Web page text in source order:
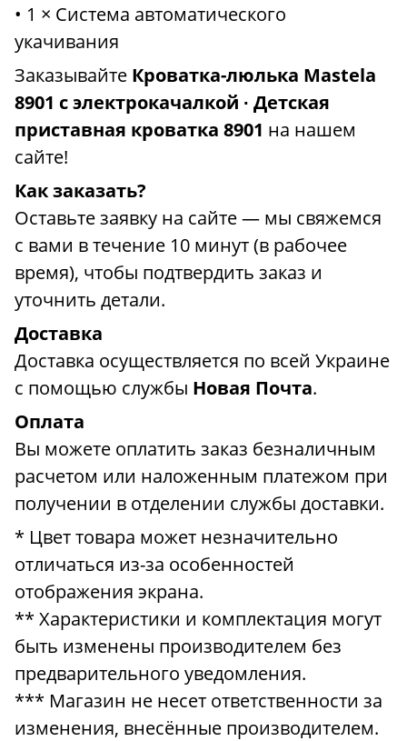
• 1 × Система автоматического
укачивания
Заказывайте Кроватка-люлька Mastela
8901 с электрокачалкой ∙ Детская
приставная кроватка 8901 на нашем
сайте!
Как заказать?
Оставьте заявку на сайте — мы свяжемся
с вами в течение 10 минут (в рабочее
время), чтобы подтвердить заказ и
уточнить детали.
Доставка
Доставка осуществляется по всей Украине
с помощью службы Новая Почта.
Оплата
Вы можете оплатить заказ безналичным
расчетом или наложенным платежом при
получении в отделении службы доставки.
* Цвет товара может незначительно
отличаться из-за особенностей
отображения экрана.
** Характеристики и комплектация могут
быть изменены производителем без
предварительного уведомления.
*** Магазин не несет ответственности за
изменения, внесённые производителем.